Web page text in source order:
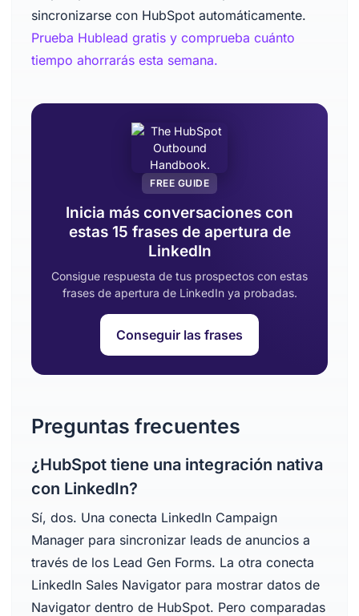
sincronizarse con HubSpot automáticamente.
Prueba Hublead gratis y comprueba cuánto
tiempo ahorrarás esta semana.
FREE GUIDE
Inicia más conversaciones con
estas 15 frases de apertura de
LinkedIn
Consigue respuesta de tus prospectos con estas
frases de apertura de LinkedIn ya probadas.
Conseguir las frases
Preguntas frecuentes
¿HubSpot tiene una integración nativa
con LinkedIn?
Sí, dos. Una conecta LinkedIn Campaign
Manager para sincronizar leads de anuncios a
través de los Lead Gen Forms. La otra conecta
LinkedIn Sales Navigator para mostrar datos de
Navigator dentro de HubSpot. Pero comparadas